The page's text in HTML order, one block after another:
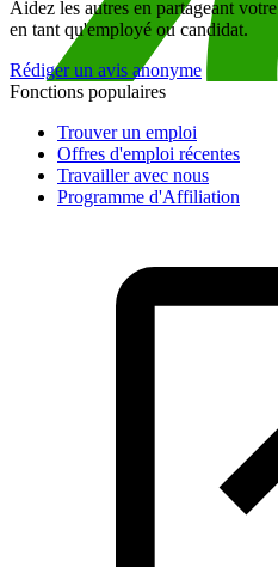
Aidez les autres en partageant
en tant qu'employé ou candidat.
Rédiger un avis anonyme
Fonctions populaires
Trouver un emploi
Offres d'emploi récentes
Travailler avec nous
Programme d'Affiliation